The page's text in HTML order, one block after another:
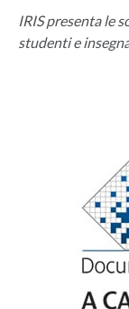
IRIS presenta le
studenti e